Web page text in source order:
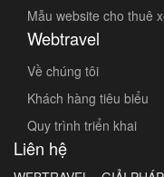
Mẫu website cho thuê
Webtravel
Về chúng tôi
Khách hàng tiêu biểu
Quy trình triển khai
Liên hệ